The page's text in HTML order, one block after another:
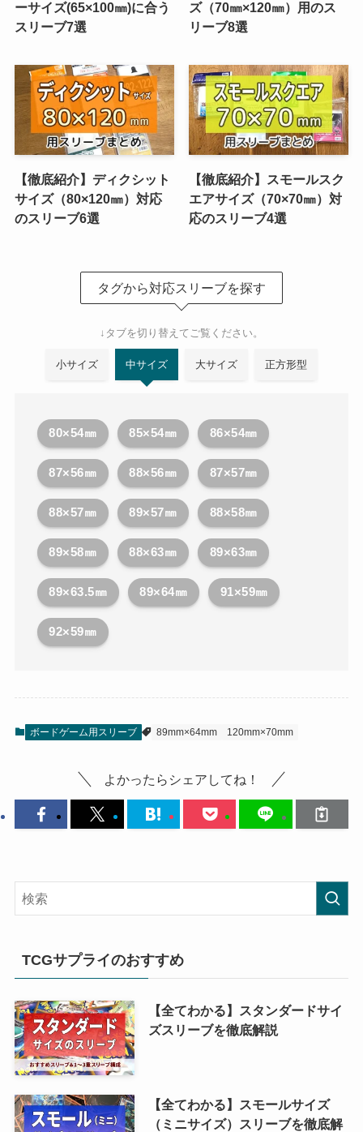
ーサイズ(65×100㎜)に合う
スリーブ7選
ズ（70㎜×120㎜）用のス
リーブ8選
【徹底紹介】ディクシット
サイズ（80×120㎜）対応
のスリーブ6選
【徹底紹介】スモールスク
エアサイズ（70×70㎜）対
応のスリーブ4選
タグから対応スリーブを探す
↓タブを切り替えてご覧ください。
小サイズ 中サイズ 大サイズ 正方形型
80×54㎜ 85×54㎜ 86×54㎜
87×56㎜ 88×56㎜ 87×57㎜
88×57㎜ 89×57㎜ 88×58㎜
89×58㎜ 88×63㎜ 89×63㎜
89×63.5㎜ 89×64㎜ 91×59㎜
92×59㎜
ボードゲーム用スリーブ 89mm×64mm 120mm×70mm
よかったらシェアしてね！
TCGサプライのおすすめ
【全てわかる】スタンダードサイ
ズスリーブを徹底解説
【全てわかる】スモールサイズ
（ミニサイズ）スリーブを徹底解